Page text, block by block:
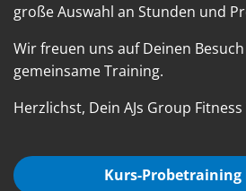
große Auswahl an Stunden und
Wir freuen uns auf Deinen
gemeinsame Training.
Herzlichst, Dein AJs Group Fitness
Kurs-Probetraining